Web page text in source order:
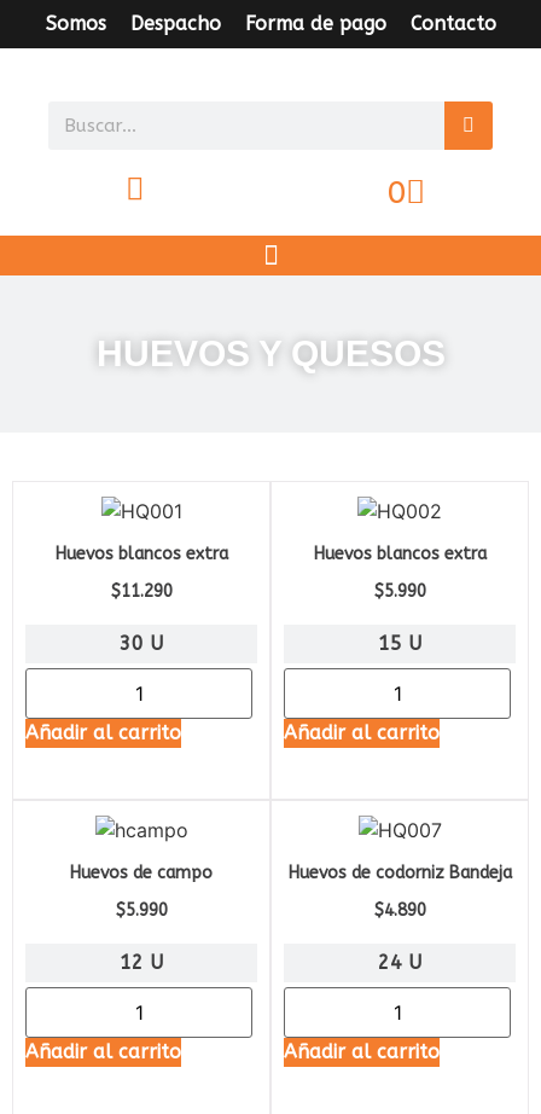
Somos Despacho Forma de pago Contacto
0
HUEVOS Y QUESOS
Huevos blancos extra
$11.290
30 U
Añadir al carrito
Huevos blancos extra
$5.990
15 U
Añadir al carrito
Huevos de campo
$5.990
12 U
Añadir al carrito
Huevos de codorniz Bandeja
$4.890
24 U
Añadir al carrito